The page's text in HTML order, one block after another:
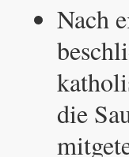
Nach
die